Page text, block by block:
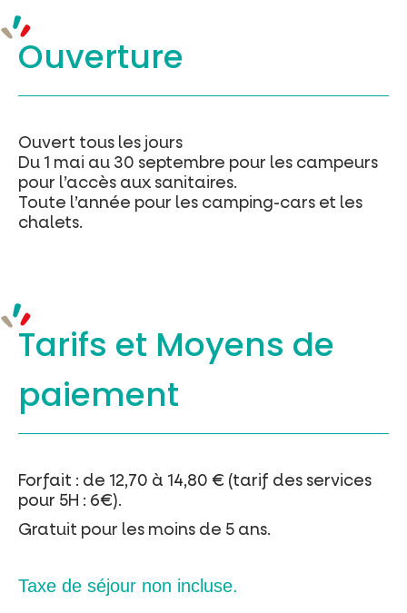
Ouverture
Ouvert tous les jours
Du 1 mai au 30 septembre pour les campeurs
pour l’accès aux sanitaires.
Toute l’année pour les camping-cars et les
chalets.
Tarifs et Moyens de
paiement
Forfait : de 12,70 à 14,80 € (tarif des services
pour 5H : 6€).
Gratuit pour les moins de 5 ans.
Taxe de séjour non incluse.